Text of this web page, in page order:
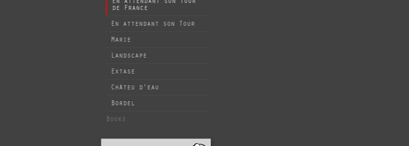
de France
En attendant son Tour
Marie
Landscape
Extase
Châteu d'eau
Bordel
Books